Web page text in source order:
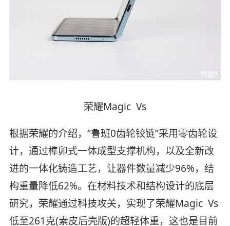
荣耀Magic Vs
根据荣耀的介绍，“鲁班0齿轮铰链”采用零齿轮设
计，通过榫卯式一体成型支撑机构，以及全新改
进的一体化铸造工艺，让器件数量减少96%，结
构重量降低62%。在材料技术和结构设计的底层
研究，荣耀通过科技攻关，实现了荣耀Magic Vs
低至261克(素皮后壳版)的超轻体重，这也是目前